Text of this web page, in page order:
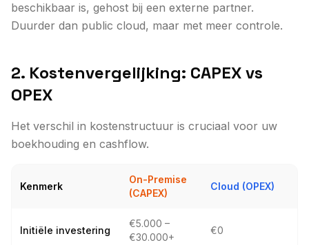
beschikbaar is, gehost bij een externe partner.
Duurder dan public cloud, maar met meer controle.
2. Kostenvergelijking: CAPEX vs
OPEX
Het verschil in kostenstructuur is cruciaal voor uw
boekhouding en cashflow.
Kenmerk
On-Premise
(CAPEX)
Cloud (OPEX)
Initiële investering
€5.000 –
€30.000+
€0